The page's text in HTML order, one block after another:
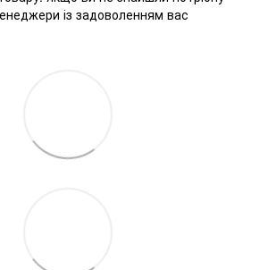
із задоволенням вас